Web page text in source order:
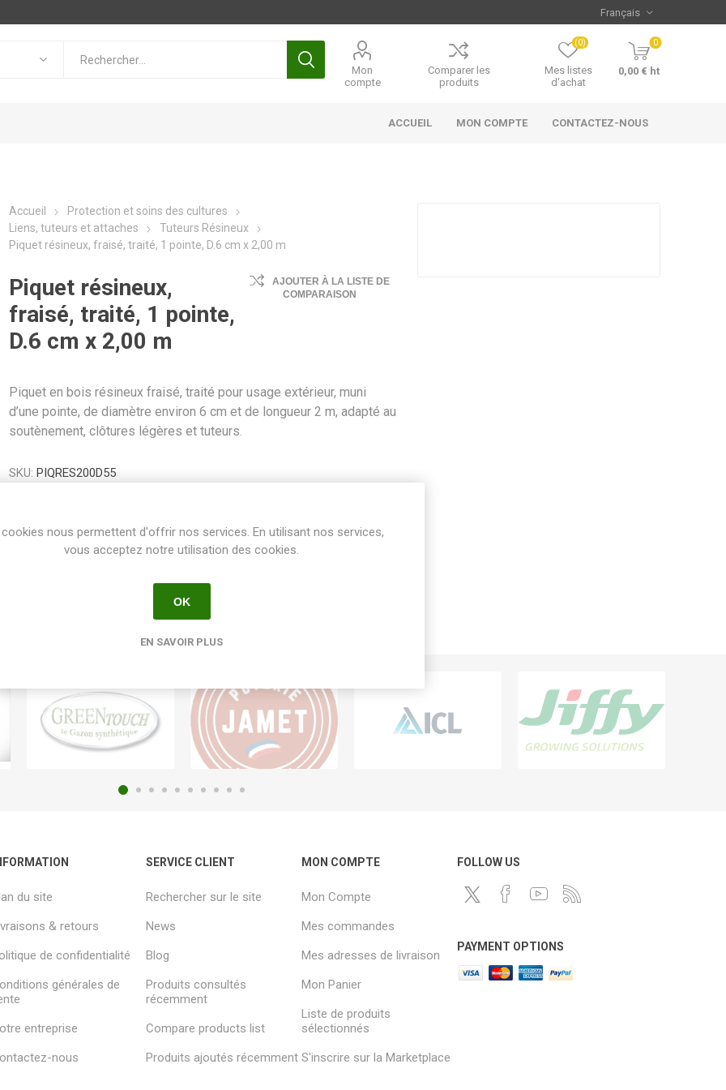
Mon
compte
Comparer les
produits
Mes listes
d'achat
(0) 0
0,00 € ht
ACCUEIL MON COMPTE CONTACTEZ-NOUS
Accueil
Protection et soins des cultures
Liens, tuteurs et attaches
Tuteurs Résineux
Piquet résineux, fraisé, traité, 1 pointe, D.6 cm x 2,00 m
Piquet résineux,
fraisé, traité, 1 pointe,
D.6 cm x 2,00 m
AJOUTER À LA LISTE DE
COMPARAISON
Piquet en bois résineux fraisé, traité pour usage extérieur, muni
d’une pointe, de diamètre environ 6 cm et de longueur 2 m, adapté au
soutènement, clôtures légères et tuteurs.
SKU: PIQRES200D55
Share:
du site
& retours
de confidentialité
générales de
entreprise
nous
SERVICE CLIENT
Rechercher sur le site
News
Blog
Produits consultés
récemment
Compare products list
Produits ajoutés récemment
MON COMPTE
Mon Compte
Mes commandes
Mes adresses de livraison
Mon Panier
Liste de produits
sélectionnés
S'inscrire sur la Marketplace
FOLLOW US
PAYMENT OPTIONS
nous permettent d'offrir nos services. En utilisant nos services,
vous acceptez notre utilisation des cookies.
OK
EN SAVOIR PLUS